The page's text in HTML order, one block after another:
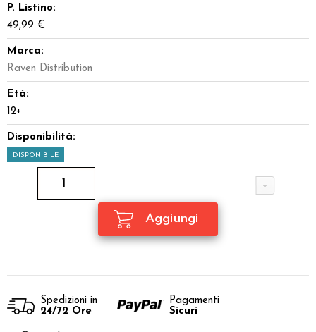
P. Listino:
49,99 €
Marca:
Raven Distribution
Età:
12+
Disponibilità:
DISPONIBILE
Spedizioni in
24/72 Ore
Pagamenti
Sicuri